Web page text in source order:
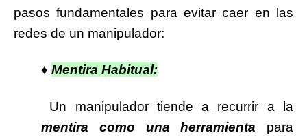
pasos fundamentales para evitar caer en las
redes de un manipulador:
♦ Mentira Habitual:
Un manipulador tiende a recurrir a la
mentira como una herramienta para